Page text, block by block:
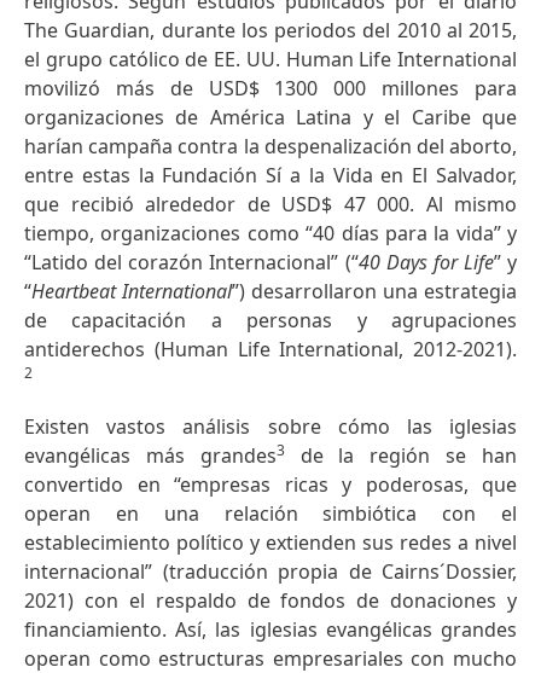
The Guardian, durante los periodos del 2010 al 2015,
el grupo católico de EE. UU. Human Life International
movilizó más de USD$ 1300 000 millones para
organizaciones de América Latina y el Caribe que
harían campaña contra la despenalización del aborto,
entre estas la Fundación Sí a la Vida en El Salvador,
que recibió alrededor de USD$ 47 000. Al mismo
tiempo, organizaciones como “40 días para la vida” y
“Latido del corazón Internacional” (“40 Days for Life” y
“Heartbeat International”) desarrollaron una estrategia
de capacitación a personas y agrupaciones
antiderechos (Human Life International, 2012-2021).
2
Existen vastos análisis sobre cómo las iglesias
evangélicas más grandes3de la región se han
convertido en “empresas ricas y poderosas, que
operan en una relación simbiótica con el
establecimiento político y extienden sus redes a nivel
internacional” (traducción propia de Cairns´Dossier,
2021) con el respaldo de fondos de donaciones y
financiamiento. Así, las iglesias evangélicas grandes
operan como estructuras empresariales con mucho